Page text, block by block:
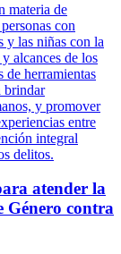
materia de
con
y las niñas con la
alcances de los
de herramientas
brindar
y promover
entre
integral
delitos.
atender la
Género contra